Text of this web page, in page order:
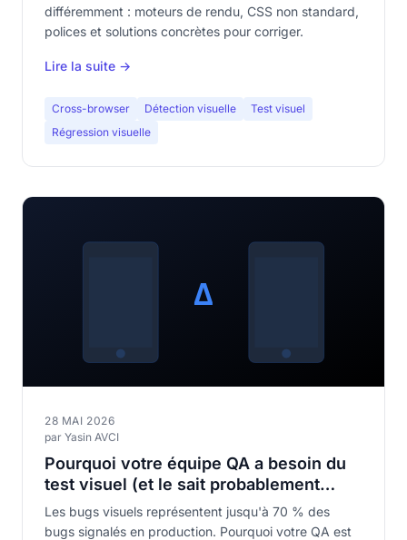
différemment : moteurs de rendu, CSS non standard,
polices et solutions concrètes pour corriger.
Lire la suite →
Cross-browser Détection visuelle
Test visuel
Régression visuelle
28 MAI 2026
par Yasin AVCI
Pourquoi votre équipe QA a besoin du
test visuel (et le sait probablement
déjà)
Les bugs visuels représentent jusqu'à 70 % des
bugs signalés en production. Pourquoi votre QA est